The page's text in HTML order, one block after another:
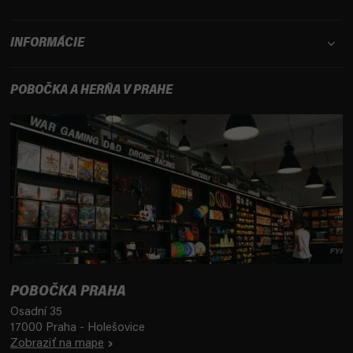
INFORMÁCIE
POBOČKA A HERŇA V PRAHE
POBOČKA PRAHA
Osadní 35
17000 Praha - Holešovice
Zobraziť na mape